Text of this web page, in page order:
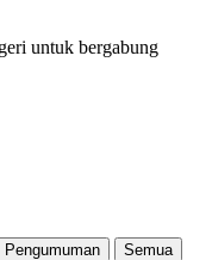
untuk bergabung
Pengumuman Semua